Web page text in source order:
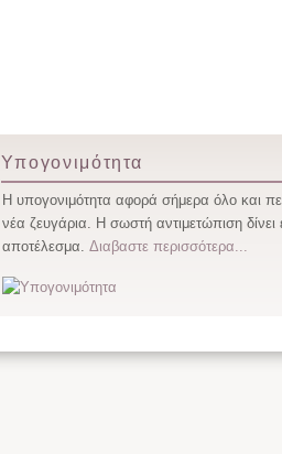
Υπογονιμότητα
Η υπογονιμότητα αφορά σήμερα όλο και
νέα ζευγάρια. Η σωστή αντιμετώπιση δίνει
αποτέλεσμα. Διαβαστε περισσότερα...